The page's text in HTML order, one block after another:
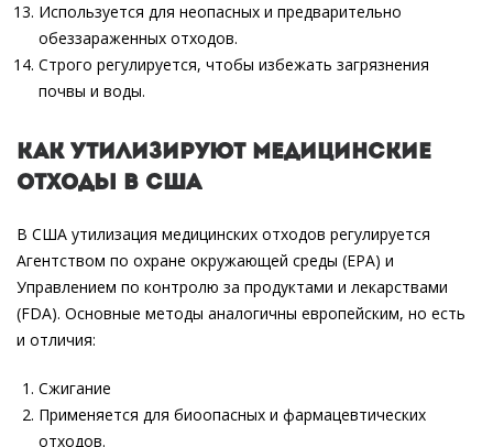
Используется для неопасных и предварительно
обеззараженных отходов.
Строго регулируется, чтобы избежать загрязнения
почвы и воды.
Как утилизируют медицинские
отходы в США
В США утилизация медицинских отходов регулируется
Агентством по охране окружающей среды (EPA) и
Управлением по контролю за продуктами и лекарствами
(FDA). Основные методы аналогичны европейским, но есть
и отличия:
Сжигание
Применяется для биоопасных и фармацевтических
отходов.